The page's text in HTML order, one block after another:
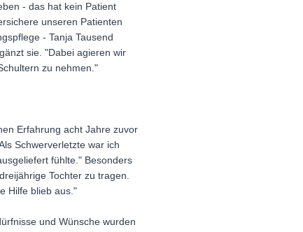
- das hat kein Patient
unseren Patienten
- Tanja Tausend
sie. "Dabei agieren wir
zu nehmen."
Erfahrung acht Jahre zuvor
Schwerverletzte war ich
fühlte." Besonders
Tochter zu tragen.
Hilfe blieb aus."
und Wünsche wurden